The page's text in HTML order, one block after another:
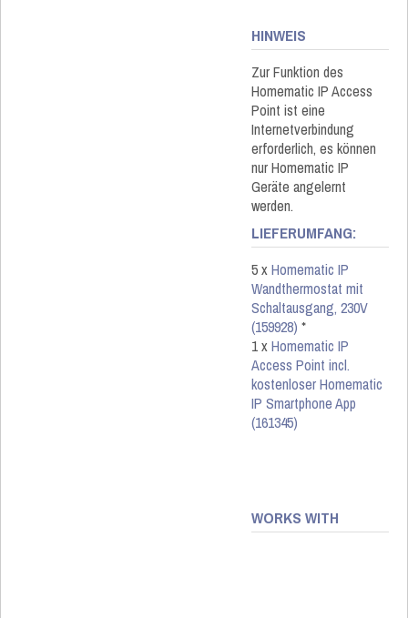
HINWEIS
Zur Funktion des
Homematic IP Access
Point ist eine
Internetverbindung
erforderlich, es können
nur Homematic IP
Geräte angelernt
werden.
LIEFERUMFANG:
5 xHomematic IP
Wandthermostat mit
Schaltausgang, 230V
(159928) *
1 xHomematic IP
Access Point incl.
kostenloser Homematic
IP Smartphone App
(161345)
WORKS WITH